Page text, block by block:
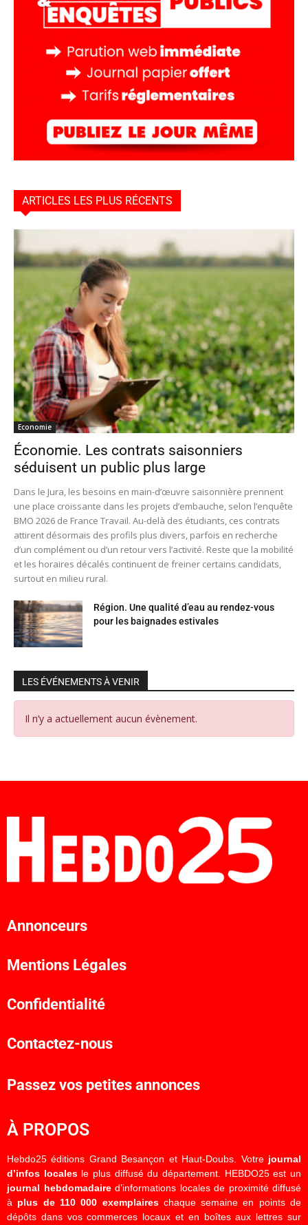
ARTICLES LES PLUS RÉCENTS
Economie
Économie. Les contrats saisonniers
séduisent un public plus large
Dans le Jura, les besoins en main-d’œuvre saisonnière prennent
une place croissante dans les projets d’embauche, selon l’enquête
BMO 2026 de France Travail. Au-delà des étudiants, ces contrats
attirent désormais des profils plus divers, parfois en recherche
d’un complément ou d’un retour vers l’activité. Reste que la mobilité
et les horaires décalés continuent de freiner certains candidats,
surtout en milieu rural.
Région. Une qualité d’eau au rendez-vous
pour les baignades estivales
LES ÉVÉNEMENTS À VENIR
Il n’y a actuellement aucun évènement.
Annonceurs
Mentions Légales
Confidentialité
Contactez-nous
Passez vos petites annonces
À PROPOS
Hebdo25 éditions Grand Besançon et Haut-Doubs. Votre journal
d’infos localesle plus diffusé du département. HEBDO25 est un
journal hebdomadaired’informations locales de proximité diffusé
à plus de 110 000 exemplaireschaque semaine en points de
dépôts dans vos commerces locaux et en boîtes aux lettres sur